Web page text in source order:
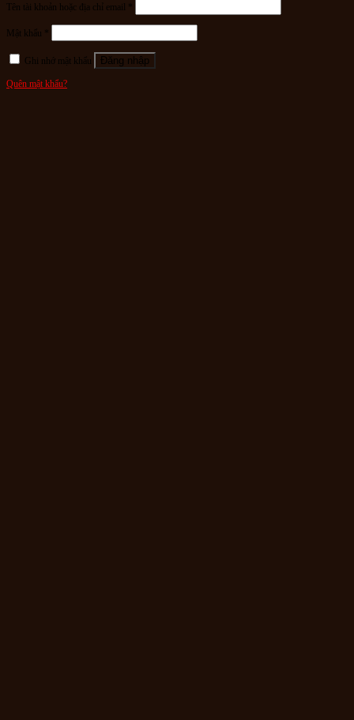
Tên tài khoản hoặc địa chỉ email *
Mật khẩu *
Ghi nhớ mật khẩu Đăng nhập
Quên mật khẩu?